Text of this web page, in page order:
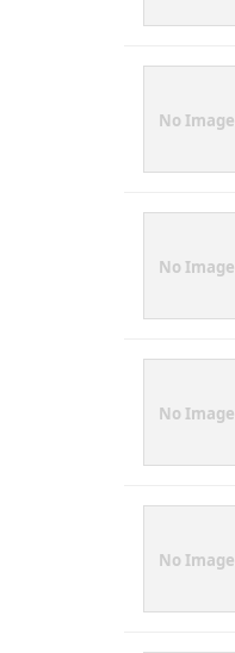
No Image
No Image
No Image
No Image